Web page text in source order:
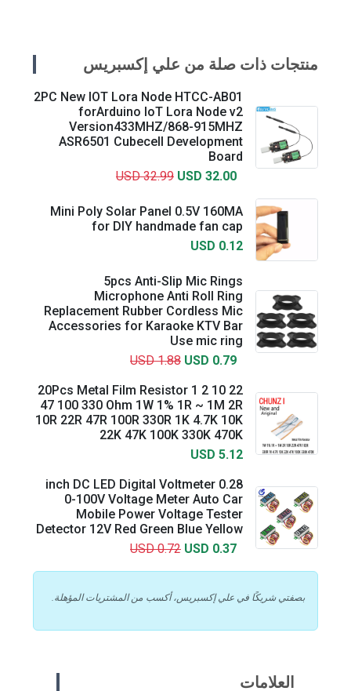
منتجات ذات صلة من علي إكسبريس
2PC New lOT Lora Node HTCC-AB01
forArduino loT Lora Node v2
Version433MHZ/868-915MHZ
ASR6501 Cubecell Development
Board
USD 32.99 USD 32.00
Mini Poly Solar Panel 0.5V 160MA
for DIY handmade fan cap
USD 0.12
5pcs Anti-Slip Mic Rings
Microphone Anti Roll Ring
Replacement Rubber Cordless Mic
Accessories for Karaoke KTV Bar
Use mic ring
USD 1.88 USD 0.79
20Pcs Metal Film Resistor 1 2 10 22
47 100 330 Ohm 1W 1% 1R ~ 1M 2R
10R 22R 47R 100R 330R 1K 4.7K 10K
22K 47K 100K 330K 470K
USD 5.12
0.28 inch DC LED Digital Voltmeter
0-100V Voltage Meter Auto Car
Mobile Power Voltage Tester
Detector 12V Red Green Blue Yellow
USD 0.72 USD 0.37
بصفتي شريكًا في علي إكسبريس، أكسب من المشتريات المؤهلة.
العلامات